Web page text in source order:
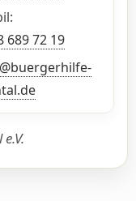
689 72 19